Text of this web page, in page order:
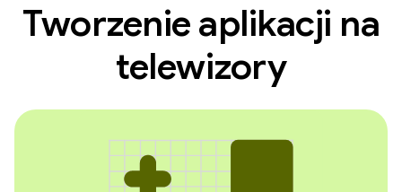
Tworzenie aplikacji na
telewizory